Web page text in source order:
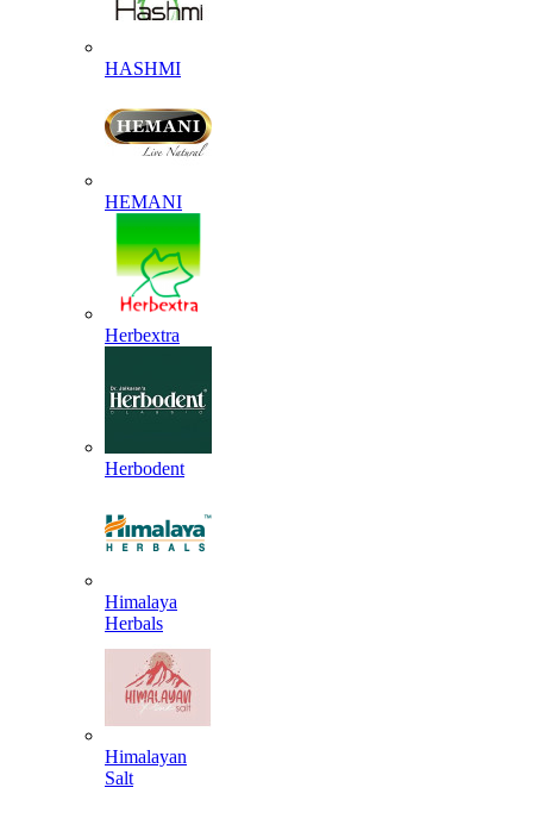
HASHMI
HEMANI
Herbextra
Herbodent
Himalaya
Herbals
Himalayan
Salt